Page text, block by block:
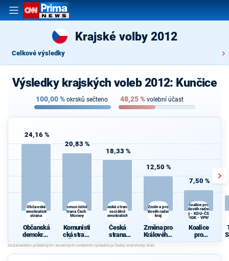
Krajské volby 2012
Celkové výsledky
Výsledky krajských voleb 2012: Kunčice
100,00% okrsků sečteno 48,25% volební účast
24,16 %
Občanská
demokratická
strana
Občanská
demokrati
cká strana
20,83 %
Komunistická
strana Čech a
Moravy
Komunisti
cká strana
Čech a
Moravy
18,33 %
Česká strana
sociálně
demokratická
Česká
strana
sociálně
demokrati
cká
12,50 %
Změna pro
Královéhradecký
kraj
Změna pro
Královéhra
decký kraj
7,50 %
Koalice pro
Královéhradecký
kraj - KDU-ČSL -
HDK - VPM
Koalice
pro
Královéhra
- KDU-